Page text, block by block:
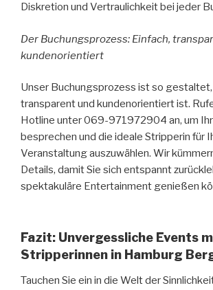
Diskretion und Vertraulichkeit bei jeder
Der Buchungsprozess: Einfach,
kundenorientiert
Unser Buchungsprozess ist so gestaltet,
transparent und kundenorientiert ist.
Hotline unter 069-971972904 an, um
besprechen und die ideale Stripperin für
Veranstaltung auszuwählen. Wir
Details, damit Sie sich entspannt
spektakuläre Entertainment genießen
Fazit: Unvergessliche Events
Stripperinnen in Hamburg
Tauchen Sie ein in die Welt der